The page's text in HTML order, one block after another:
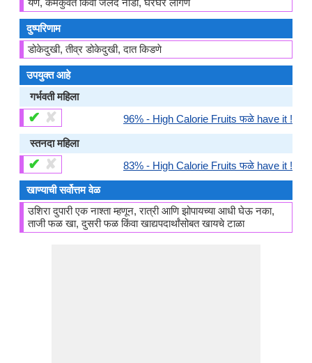
येणे, कमकुवत किंवा जलद नाडी, घरघर लागणे
दुष्परिणाम
डोकेदुखी, तीव्र डोकेदुखी, दात किडणे
उपयुक्त आहे
गर्भवती महिला
✔ ✘ 96% - High Calorie Fruits फळे have it !
स्तनदा महिला
✔ ✘ 83% - High Calorie Fruits फळे have it !
खाण्याची सर्वोत्तम वेळ
उशिरा दुपारी एक नाश्ता म्हणून, रात्री आणि झोपायच्या आधी घेऊ नका,
ताजी फळ खा, दुसरी फळ किंवा खाद्यपदार्थांसोबत खायचे टाळा